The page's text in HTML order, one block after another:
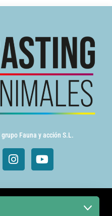
Fauna y acción S.L.
cine y TV